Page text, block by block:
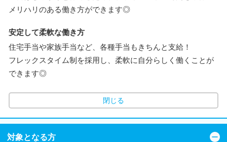
メリハリのある働き方ができます◎
安定して柔軟な働き方
住宅手当や家族手当など、各種手当もきちんと支給！
フレックスタイム制を採用し、柔軟に自分らしく働くことが
できます◎
閉じる
対象となる方